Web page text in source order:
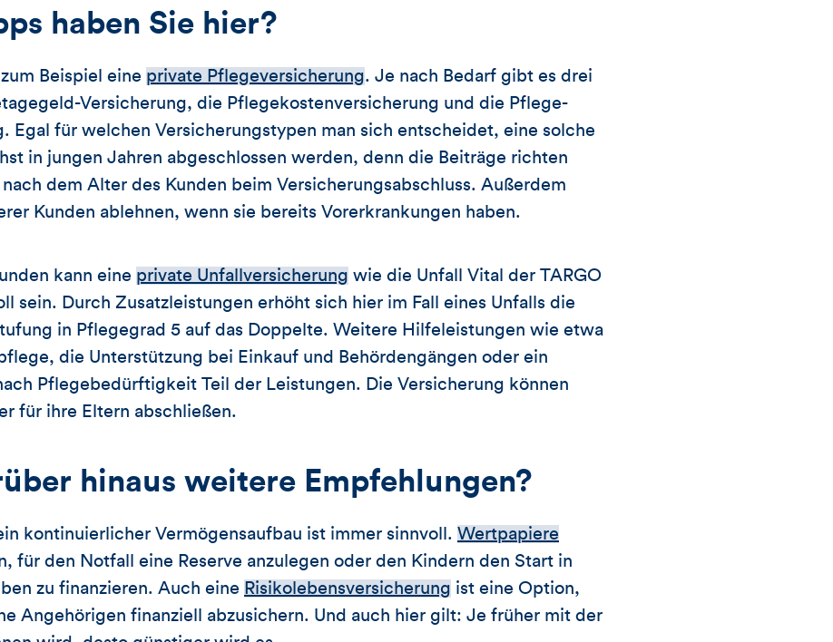
haben Sie hier?
Beispiel eine private Pflegeversicherung. Je nach Bedarf gibt es drei
Versicherung, die Pflegekostenversicherung und die Pflege-
Egal für welchen Versicherungstypen man sich entscheidet, eine solche
in jungen Jahren abgeschlossen werden, denn die Beiträge richten
dem Alter des Kunden beim Versicherungsabschluss. Außerdem
Kunden ablehnen, wenn sie bereits Vorerkrankungen haben.
kann eine private Unfallversicherung wie die Unfall Vital der TARGO
sein. Durch Zusatzleistungen erhöht sich hier im Fall eines Unfalls die
in Pflegegrad 5 auf das Doppelte. Weitere Hilfeleistungen wie etwa
die Unterstützung bei Einkauf und Behördengängen oder ein
Pflegebedürftigkeit Teil der Leistungen. Die Versicherung können
für ihre Eltern abschließen.
hinaus weitere Empfehlungen?
kontinuierlicher Vermögensaufbau ist immer sinnvoll. Wertpapiere
für den Notfall eine Reserve anzulegen oder den Kindern den Start in
zu finanzieren. Auch eine Risikolebensversicherung ist eine Option,
Angehörigen finanziell abzusichern. Und auch hier gilt: Je früher mit der